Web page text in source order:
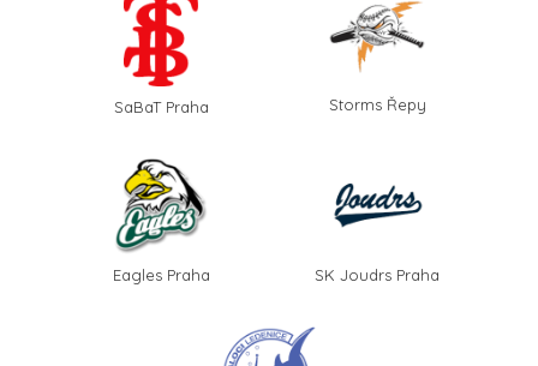
SaBaT Praha Storms Řepy
Eagles Praha SK Joudrs Praha